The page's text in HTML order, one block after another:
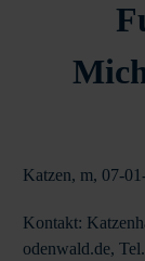
Katzen, m, 07-
Kontakt:
odenwald.de,